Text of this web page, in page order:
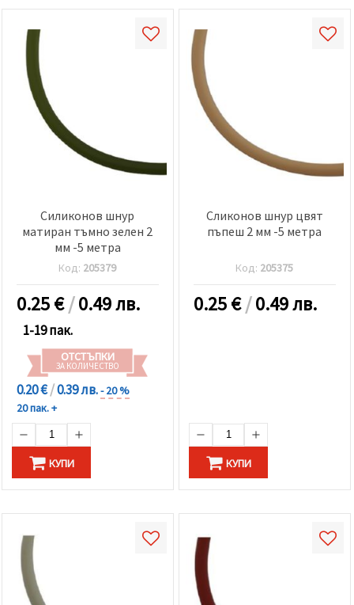
Силиконов шнур
матиран тъмно зелен 2
мм -5 метра
Код: 205379
0.25€/0.49 лв.
1-19 пак.
ОТСТЪПКИ
ЗА КОЛИЧЕСТВО
0.20 €/0.39 лв.- 20 %
20 пак. +
КУПИ
Сликонов шнур цвят
пъпеш 2 мм -5 метра
Код: 205375
0.25€/0.49 лв.
КУПИ